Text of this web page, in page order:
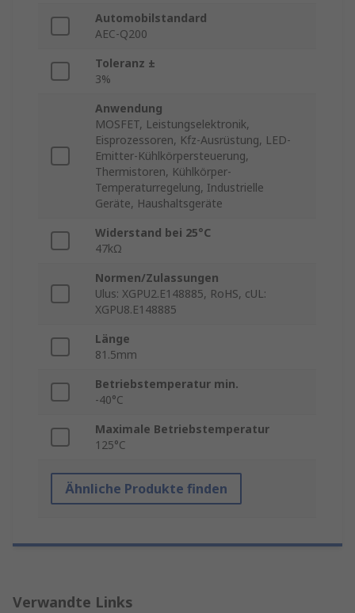
Automobilstandard
AEC-Q200
Toleranz ±
3%
Anwendung
MOSFET, Leistungselektronik,
Eisprozessoren, Kfz-Ausrüstung, LED-
Emitter-Kühlkörpersteuerung,
Thermistoren, Kühlkörper-
Temperaturregelung, Industrielle
Geräte, Haushaltsgeräte
Widerstand bei 25°C
47kΩ
Normen/Zulassungen
Ulus: XGPU2.E148885, RoHS, cUL:
XGPU8.E148885
Länge
81.5mm
Betriebstemperatur min.
-40°C
Maximale Betriebstemperatur
125°C
Ähnliche Produkte finden
Verwandte Links